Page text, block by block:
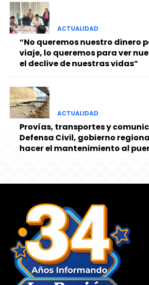
ACTUALIDAD
“No queremos nuestro dinero
viaje, lo queremos para ver
el declive de nuestras vidas”
ACTUALIDAD
Provías, transportes y
Defensa Civil, gobierno
hacer el mantenimiento al